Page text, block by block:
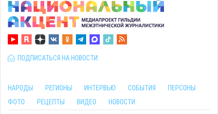
ПОДПИСАТЬСЯ НА НОВОСТИ
НАРОДЫ РЕГИОНЫ ИНТЕРВЬЮ СОБЫТИЯ
ПЕРСОНЫ
ФОТО
РЕЦЕПТЫ ВИДЕО НОВОСТИ